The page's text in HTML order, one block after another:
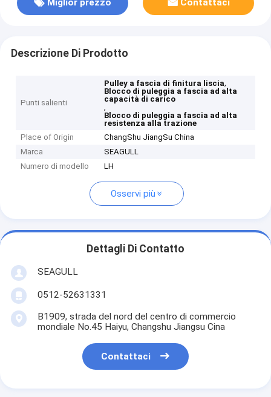
Miglior prezzo Contattaci
Descrizione Di Prodotto
Punti salienti
Pulley a fascia di finitura liscia,
Blocco di puleggia a fascia ad alta
capacità di carico
,
Blocco di puleggia a fascia ad alta
resistenza alla trazione
Place of Origin
ChangShu JiangSu China
Marca
SEAGULL
Numero di modello
LH
Osservi più
Dettagli Di Contatto
SEAGULL
0512-52631331
B1909, strada del nord del centro di commercio
mondiale No.45 Haiyu, Changshu Jiangsu Cina
Contattaci